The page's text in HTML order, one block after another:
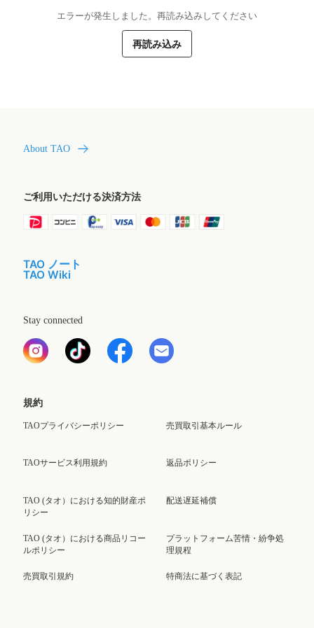
エラーが発生しました。再読み込みしてください
再読み込み
About TAO
ご利用いただける決済方法
TAO ノート
TAO Wiki
Stay connected
規約
TAOプライバシーポリシー
TAOサービス利用規約
TAO (タオ）における知的財産ポ
リシー
TAO (タオ）における商品リコー
ルポリシー
売買取引規約
売買取引基本ルール
返品ポリシー
配送遅延補償
プラットフォーム苦情・紛争処
理規程
特商法に基づく表記